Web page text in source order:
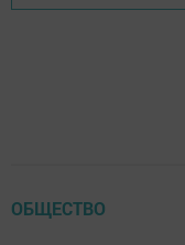
ОБЩЕСТВО